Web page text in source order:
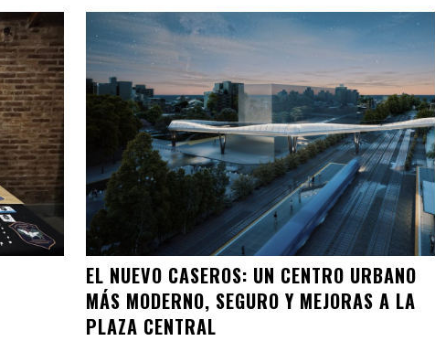
EL NUEVO CASEROS: UN CENTRO URBANO
MÁS MODERNO, SEGURO Y MEJORAS A LA
PLAZA CENTRAL